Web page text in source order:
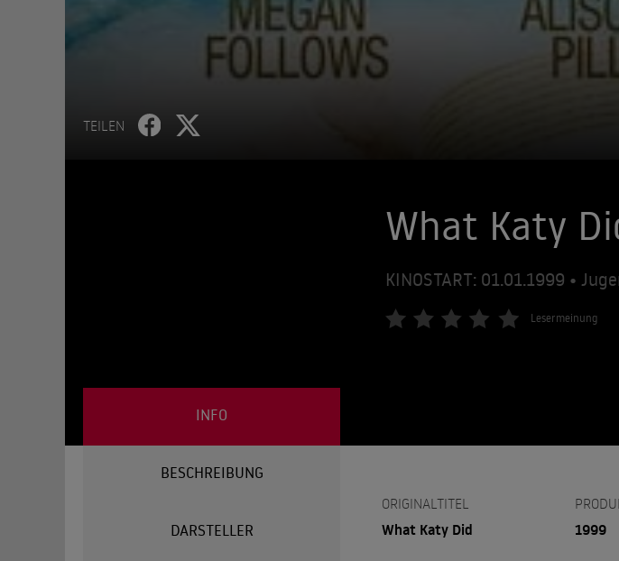
TEILEN
What Katy
KINOSTART: 01.01.1999 •
Lesermeinung
INFO
BESCHREIBUNG
DARSTELLER
ORIGINALTITEL
What Katy Did 1999